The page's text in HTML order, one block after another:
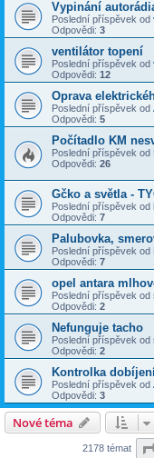
Vypinání
Poslední příspěvek od
Odpovědi: 3
ventilátor topení
Poslední příspěvek od
Odpovědi: 12
Oprava
Poslední příspěvek od
Odpovědi: 5
Počítadlo KM
Poslední příspěvek od
Odpovědi: 26
Gčko a světla -
Poslední příspěvek od
Odpovědi: 7
Palubovka,
Poslední příspěvek od
Odpovědi: 7
opel antara
Poslední příspěvek od
Odpovědi: 2
Nefunguje tacho
Poslední příspěvek od
Odpovědi: 2
Kontrolka
Poslední příspěvek od
Odpovědi: 3
Nové téma
2178 témat